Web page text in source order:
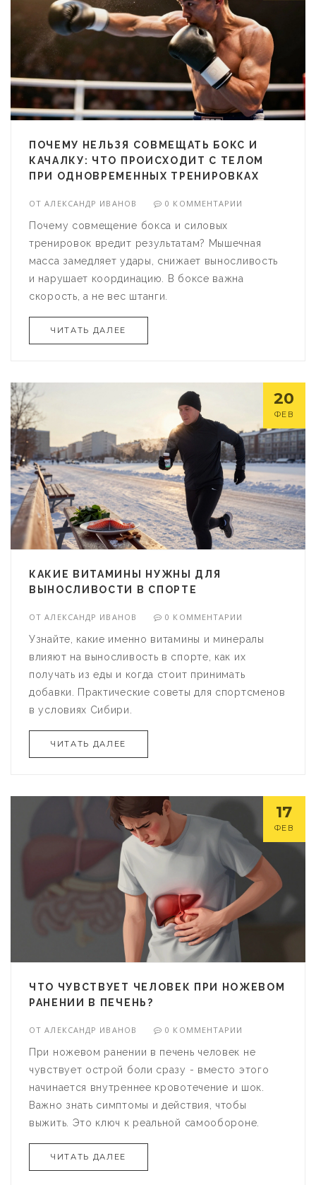
ПОЧЕМУ НЕЛЬЗЯ СОВМЕЩАТЬ БОКС И
КАЧАЛКУ: ЧТО ПРОИСХОДИТ С ТЕЛОМ
ПРИ ОДНОВРЕМЕННЫХ ТРЕНИРОВКАХ
ОТАЛЕКСАНДР ИВАНОВ 0 КОММЕНТАРИИ
Почему совмещение бокса и силовых
тренировок вредит результатам? Мышечная
масса замедляет удары, снижает выносливость
и нарушает координацию. В боксе важна
скорость, а не вес штанги.
ЧИТАТЬ ДАЛЕЕ
20
ФЕВ
КАКИЕ ВИТАМИНЫ НУЖНЫ ДЛЯ
ВЫНОСЛИВОСТИ В СПОРТЕ
ОТАЛЕКСАНДР ИВАНОВ 0 КОММЕНТАРИИ
Узнайте, какие именно витамины и минералы
влияют на выносливость в спорте, как их
получать из еды и когда стоит принимать
добавки. Практические советы для спортсменов
в условиях Сибири.
ЧИТАТЬ ДАЛЕЕ
17
ФЕВ
ЧТО ЧУВСТВУЕТ ЧЕЛОВЕК ПРИ НОЖЕВОМ
РАНЕНИИ В ПЕЧЕНЬ?
ОТАЛЕКСАНДР ИВАНОВ 0 КОММЕНТАРИИ
При ножевом ранении в печень человек не
чувствует острой боли сразу - вместо этого
начинается внутреннее кровотечение и шок.
Важно знать симптомы и действия, чтобы
выжить. Это ключ к реальной самообороне.
ЧИТАТЬ ДАЛЕЕ